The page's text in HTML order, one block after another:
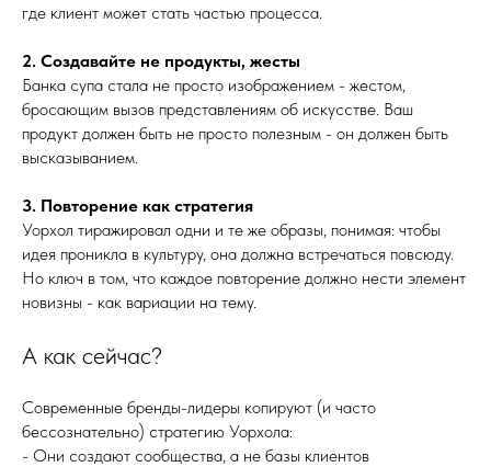
где клиент может стать частью процесса.
2. Создавайте не продукты, жесты
Банка супа стала не просто изображением - жестом,
бросающим вызов представлениям об искусстве. Ваш
продукт должен быть не просто полезным - он должен быть
высказыванием.
3. Повторение как стратегия
Уорхол тиражировал одни и те же образы, понимая: чтобы
идея проникла в культуру, она должна встречаться повсюду.
Но ключ в том, что каждое повторение должно нести элемент
новизны - как вариации на тему.
А как сейчас?
Современные бренды-лидеры копируют (и часто
бессознательно) стратегию Уорхола:
- Они создают сообщества, а не базы клиентов